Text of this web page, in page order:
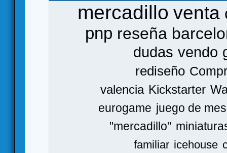
mercadillo venta
pnp reseña
dudas vendo
rediseño
valencia Kickstarter
eurogame juego de
"mercadillo"
familiar icehouse